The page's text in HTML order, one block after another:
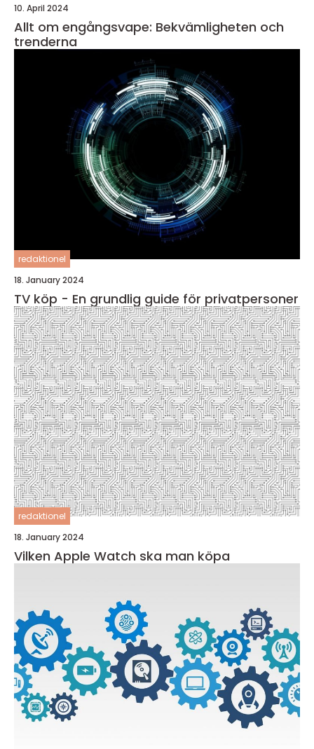
10. April 2024
Allt om engångsvape: Bekvämligheten och
trenderna
redaktionel
18. January 2024
TV köp - En grundlig guide för privatpersoner
redaktionel
18. January 2024
Vilken Apple Watch ska man köpa